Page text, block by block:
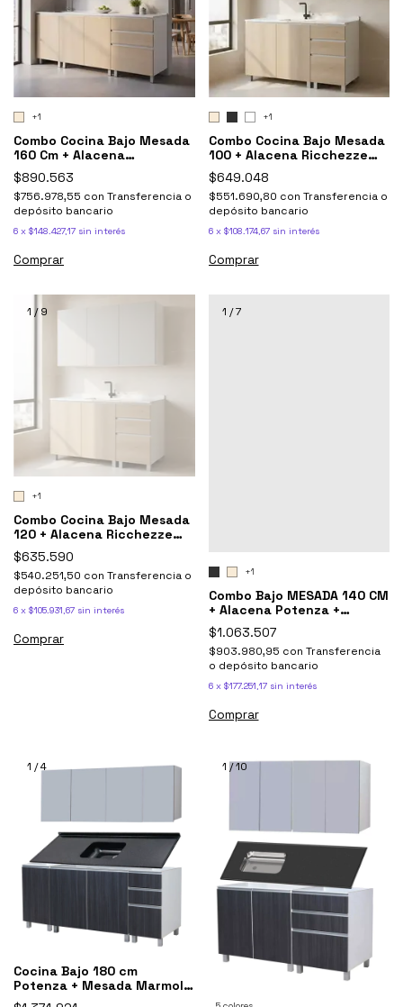
+1
Combo Cocina Bajo Mesada
160 Cm + Alacena
Ricchezze Potenza
$890.563
$756.978,55 con Transferencia o
depósito bancario
6 x $148.427,17 sin interés
Comprar
+1
Combo Cocina Bajo Mesada
100 + Alacena Ricchezze
Potenza
$649.048
$551.690,80 con Transferencia o
depósito bancario
6 x $108.174,67 sin interés
Comprar
1 /9
+1
Combo Cocina Bajo Mesada
120 + Alacena Ricchezze
Potenza
$635.590
$540.251,50 con Transferencia o
depósito bancario
6 x $105.931,67 sin interés
Comprar
1 /7
+1
Combo Bajo MESADA 140 CM
+ Alacena Potenza +
Mesada Johnson Acero
$1.063.507
$903.980,95 con Transferencia
o depósito bancario
6 x $177.251,17 sin interés
Comprar
1 /4
Cocina Bajo 180 cm
Potenza + Mesada Marmol
Sintetico + Alacena
1 /10